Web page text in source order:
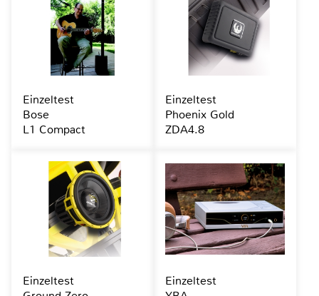
Einzeltest
Bose
L1 Compact
Einzeltest
Phoenix Gold
ZDA4.8
Einzeltest
Einzeltest